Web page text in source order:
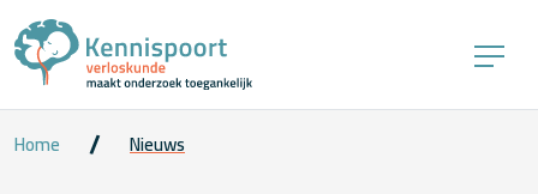
Home Nieuws